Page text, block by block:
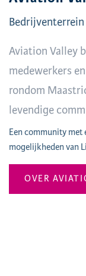
Aviation Valley
medewerkers
rondom
levendige
Een community met
mogelijkheden van
OVER